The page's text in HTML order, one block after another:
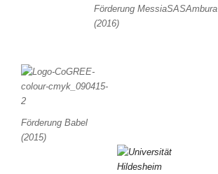
Förderung MessiaSASAmbura
(2016)
Förderung Babel
(2015)